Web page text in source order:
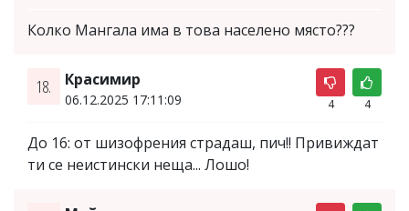
Колко Мангала има в това населено място???
18. Красимир
06.12.2025 17:11:09 4 4
До 16: от шизофрения страдаш, пич!! Привиждат
ти се неистински неща... Лошо!